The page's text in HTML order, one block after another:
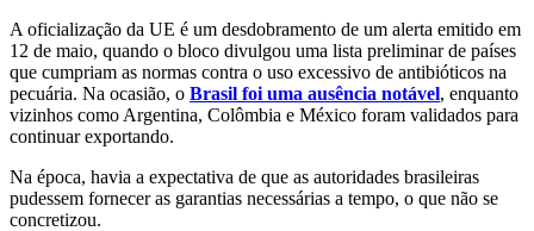
A oficialização da UE é um desdobramento de um alerta emitido em
12 de maio, quando o bloco divulgou uma lista preliminar de países
que cumpriam as normas contra o uso excessivo de antibióticos na
pecuária. Na ocasião, o Brasil foi uma ausência notável, enquanto
vizinhos como Argentina, Colômbia e México foram validados para
continuar exportando.
Na época, havia a expectativa de que as autoridades brasileiras
pudessem fornecer as garantias necessárias a tempo, o que não se
concretizou.